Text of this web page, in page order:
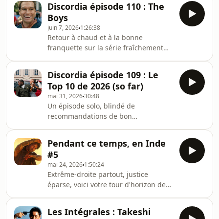
Ausha. Visitez ausha.co/politique-de-
confidentialite pour plus d'informatio
Levinson.Avec Jérémie.Hébergé par
Ausha. Visitez ausha.co/politique-de-
confidentialite pour plus
d'informations.
Discordia épisode 110 : The
Boys
juin 7, 2026 1:26:38
Retour à chaud et à la bonne
franquette sur la série fraîchement
Riptide.Avec Cyril, Martin et
RégisHébergé par Ausha. Visitez
ausha.co/politique-de-confidentialite
pour plus d'informations.
Discordia épisode 109 : Le
Top 10 de 2026 (so far)
mai 31, 202630:48
Un épisode solo, blindé de
recommandations de bon
pour plus d'informations.
Pendant ce temps, en Inde
#5
mai 24, 2026 1:50:24
Extrême-droite partout, justice
éparse, voici votre tour d'horizon de
2026.Avec Clem.1'02 : Vijay en
Les Intégrales : Takeshi